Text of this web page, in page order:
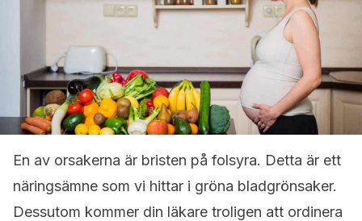
En av orsakerna är bristen på folsyra. Detta är ett
näringsämne som vi hittar i gröna bladgrönsaker.
Dessutom kommer din läkare troligen att ordinera